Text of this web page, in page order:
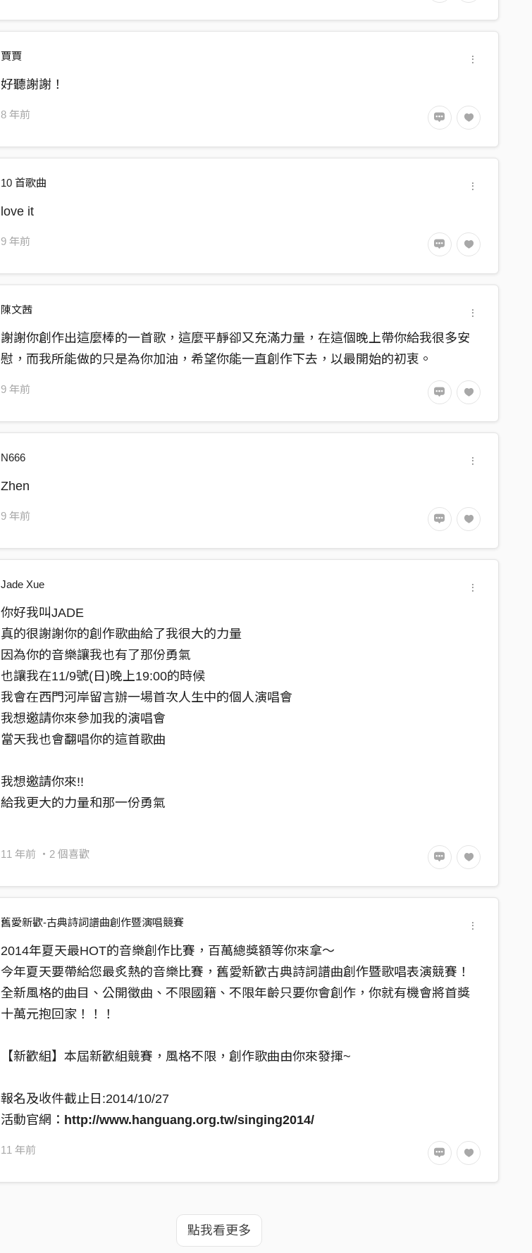
賈賈
好聽謝謝！
8 年前
10 首歌曲
love it
9 年前
陳文茜
謝謝你創作出這麼棒的一首歌，這麼平靜卻又充滿力量，在這個晚上帶你給我很多安
慰，而我所能做的只是為你加油，希望你能一直創作下去，以最開始的初衷。
9 年前
N666
Zhen
9 年前
Jade Xue
你好我叫JADE
真的很謝謝你的創作歌曲給了我很大的力量
因為你的音樂讓我也有了那份勇氣
也讓我在11/9號(日)晚上19:00的時候
我會在西門河岸留言辦一場首次人生中的個人演唱會
我想邀請你來參加我的演唱會
當天我也會翻唱你的這首歌曲
我想邀請你來!!
給我更大的力量和那一份勇氣
11 年前 ・2 個喜歡
舊愛新歡-古典詩詞譜曲創作暨演唱競賽
2014年夏天最HOT的音樂創作比賽，百萬總獎額等你來拿～
今年夏天要帶給您最炙熱的音樂比賽，舊愛新歡古典詩詞譜曲創作暨歌唱表演競賽！
全新風格的曲目、公開徵曲、不限國籍、不限年齡只要你會創作，你就有機會將首獎
十萬元抱回家！！！
【新歡組】本屆新歡組競賽，風格不限，創作歌曲由你來發揮~
報名及收件截止日:2014/10/27
活動官網： http://www.hanguang.org.tw/singing2014/
11 年前
點我看更多